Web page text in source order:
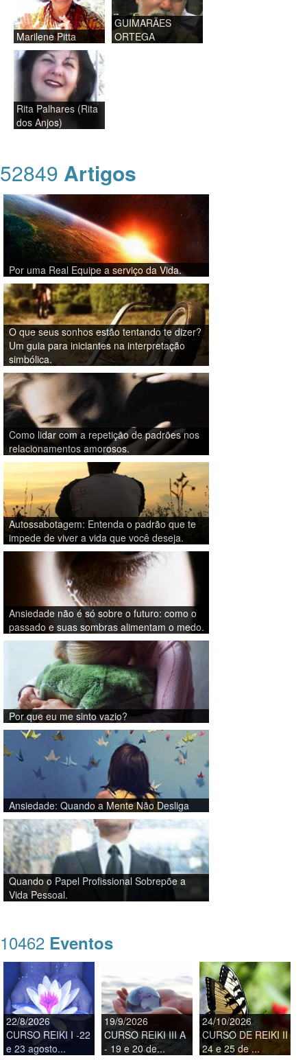
Marilene Pitta
GUIMARÃES
ORTEGA
Rita Palhares (Rita
dos Anjos)
52849 Artigos
Por uma Real Equipe a serviço da Vida.
O que seus sonhos estão tentando te dizer?
Um guia para iniciantes na interpretação
simbólica.
Como lidar com a repetição de padrões nos
relacionamentos amorosos.
Autossabotagem: Entenda o padrão que te
impede de viver a vida que você deseja.
Ansiedade não é só sobre o futuro: como o
passado e suas sombras alimentam o medo.
Por que eu me sinto vazio?
Ansiedade: Quando a Mente Não Desliga
Quando o Papel Profissional Sobrepõe a
Vida Pessoal.
10462 Eventos
22/8/2026
CURSO REIKI I -22
e 23 agosto...
19/9/2026
CURSO REIKI III A
- 19 e 20 de...
24/10/2026
CURSO DE REIKI II
24 e 25 de ...